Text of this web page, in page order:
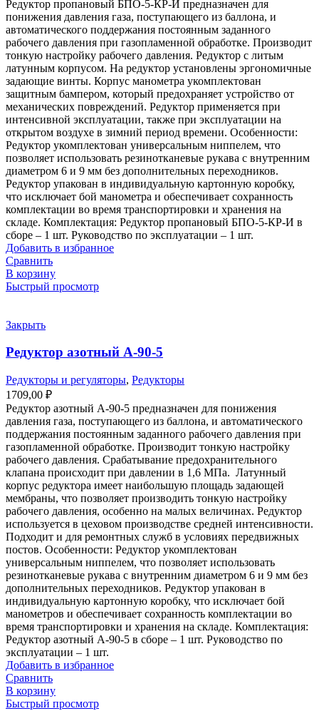
Редуктор пропановый БПО-5-КР-И предназначен для
понижения давления газа, поступающего из баллона, и
автоматического поддержания постоянным заданного
рабочего давления при газопламенной обработке. Производит
тонкую настройку рабочего давления. Редуктор с литым
латунным корпусом. На редуктор установлены эргономичные
задающие винты. Корпус манометра укомплектован
защитным бампером, который предохраняет устройство от
механических повреждений. Редуктор применяется при
интенсивной эксплуатации, также при эксплуатации на
открытом воздухе в зимний период времени. Особенности:
Редуктор укомплектован универсальным ниппелем, что
позволяет использовать резинотканевые рукава с внутренним
диаметром 6 и 9 мм без дополнительных переходников.
Редуктор упакован в индивидуальную картонную коробку,
что исключает бой манометра и обеспечивает сохранность
комплектации во время транспортировки и хранения на
складе. Комплектация: Редуктор пропановый БПО-5-КР-И в
сборе – 1 шт. Руководство по эксплуатации – 1 шт.
Добавить в избранное
Сравнить
В корзину
Быстрый просмотр
Закрыть
Редуктор азотный А-90-5
Редукторы и регуляторы, Редукторы
1709,00 ₽
Редуктор азотный А-90-5 предназначен для понижения
давления газа, поступающего из баллона, и автоматического
поддержания постоянным заданного рабочего давления при
газопламенной обработке. Производит тонкую настройку
рабочего давления. Срабатывание предохранительного
клапана происходит при давлении в 1,6 МПа. Латунный
корпус редуктора имеет наибольшую площадь задающей
мембраны, что позволяет производить тонкую настройку
рабочего давления, особенно на малых величинах. Редуктор
используется в цеховом производстве средней интенсивности.
Подходит и для ремонтных служб в условиях передвижных
постов. Особенности: Редуктор укомплектован
универсальным ниппелем, что позволяет использовать
резинотканевые рукава с внутренним диаметром 6 и 9 мм без
дополнительных переходников. Редуктор упакован в
индивидуальную картонную коробку, что исключает бой
манометров и обеспечивает сохранность комплектации во
время транспортировки и хранения на складе. Комплектация:
Редуктор азотный А-90-5 в сборе – 1 шт. Руководство по
эксплуатации – 1 шт.
Добавить в избранное
Сравнить
В корзину
Быстрый просмотр